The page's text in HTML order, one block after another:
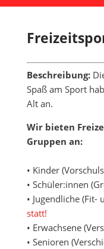
Beschreibung:
Spaß am Sport
Alt an.
Wir bieten
Gruppen an:
• Kinder
• Schüler:innen
• Jugendliche (Fit-
statt!
• Erwachsene
• Senioren